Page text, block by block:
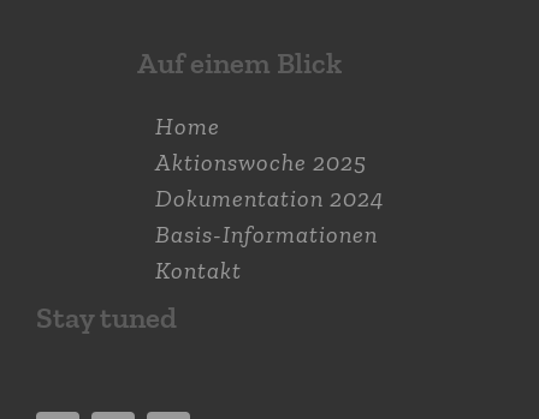
Auf einem Blick
Home
Aktions­woche 2025
Dokumen­tation 2024
Basis-Informationen
Kontakt
Stay tuned